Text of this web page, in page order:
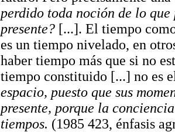
perdido toda noción de lo
presente? [...]. El tiempo
es un tiempo nivelado, en
haber tiempo más que si no
tiempo constituido [...] no es
espacio, puesto que sus
presente, porque la
tiempos. (1985 423, énfasis